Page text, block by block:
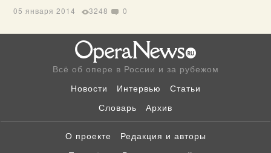
05 января 2014 3248 0
Всё об опере в России и за рубежом
Новости
Интервью
Статьи
Словарь
Архив
О проекте
Редакция и авторы